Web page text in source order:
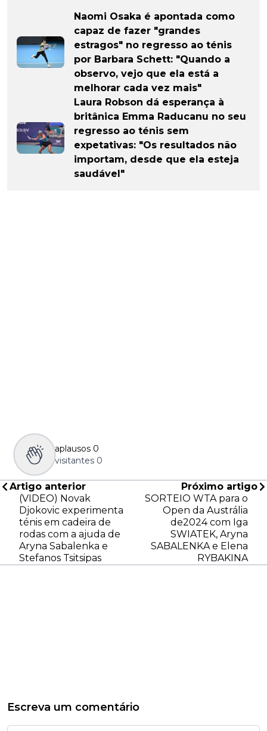
Naomi Osaka é apontada como
capaz de fazer "grandes
estragos" no regresso ao ténis
por Barbara Schett: "Quando a
observo, vejo que ela está a
melhorar cada vez mais"
Laura Robson dá esperança à
britânica Emma Raducanu no seu
regresso ao ténis sem
expetativas: "Os resultados não
importam, desde que ela esteja
saudável"
aplausos 0
visitantes 0
Artigo anterior
(VIDEO) Novak
Djokovic experimenta
ténis em cadeira de
rodas com a ajuda de
Aryna Sabalenka e
Stefanos Tsitsipas
Próximo artigo
SORTEIO WTA para o
Open da Austrália
de2024 com Iga
SWIATEK, Aryna
SABALENKA e Elena
RYBAKINA
Escreva um comentário